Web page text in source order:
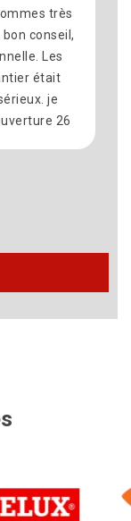
professionnel et
les délais tenu et
je recommander
surtout avec des
à laurent et son
chez moi
toiture Et